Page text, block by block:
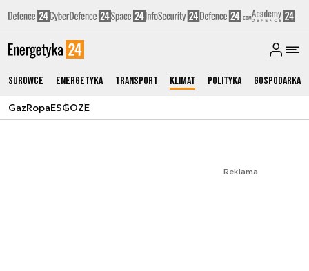
Surowce Energetyka Transport Klimat Polityka Gospodarka
GazRopaESGOZE
Reklama